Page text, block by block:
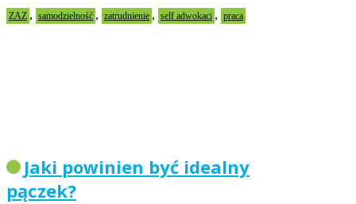
ZAZ , samodzielność , zatrudnienie , self adwokaci , praca
Jaki powinien być idealny
pączek?